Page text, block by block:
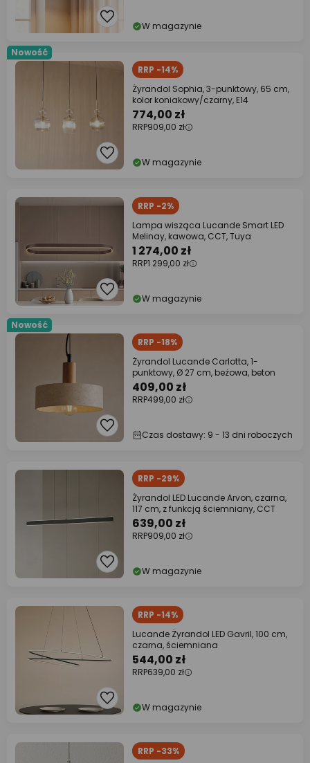
W magazynie
Nowość
RRP -14%
Żyrandol Sophia, 3-punktowy, 65 cm,
kolor koniakowy/czarny, E14
774,00 zł
RRP909,00 zł
W magazynie
RRP -2%
Lampa wisząca Lucande Smart LED
Melinay, kawowa, CCT, Tuya
1 274,00 zł
RRP1 299,00 zł
W magazynie
Nowość
RRP -18%
Żyrandol Lucande Carlotta, 1-
punktowy, Ø 27 cm, beżowa, beton
409,00 zł
RRP499,00 zł
Czas dostawy: 9 - 13 dni roboczych
RRP -29%
Żyrandol LED Lucande Arvon, czarna,
117 cm, z funkcją ściemniany, CCT
639,00 zł
RRP909,00 zł
W magazynie
RRP -14%
Lucande Żyrandol LED Gavril, 100 cm,
czarna, ściemniana
544,00 zł
RRP639,00 zł
W magazynie
RRP -33%